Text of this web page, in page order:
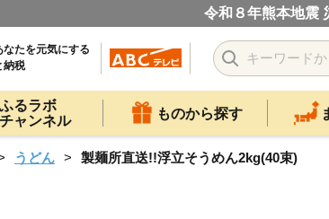
令和８年熊本地震
なたを元気にする
納税
ふるラボ
チャンネル
ものから探す
うどん 製麺所直送!!浮立そうめん2kg(40束)